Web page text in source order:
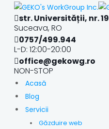
str. Universității, nr. 19
Suceava, RO
0757/499.944
L-D: 12:00-20:00
office@gekowg.ro
NON-STOP
Acasă
Blog
Servicii
Găzduire web